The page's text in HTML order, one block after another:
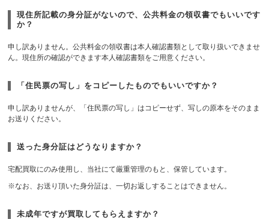
現住所記載の身分証がないので、公共料金の領収書でもいいです
か？
申し訳ありません。公共料金の領収書は本人確認書類として取り扱いできませ
ん。現住所の確認ができます本人確認書類をご用意ください。
「住民票の写し」をコピーしたものでもいいですか？
申し訳ありませんが、「住民票の写し」はコピーせず、写しの原本をそのまま
お送りください。
送った身分証はどうなりますか？
宅配買取にのみ使用し、当社にて厳重管理のもと、保管しています。
※なお、お送り頂いた身分証は、一切お返しすることはできません。
未成年ですが買取してもらえますか？